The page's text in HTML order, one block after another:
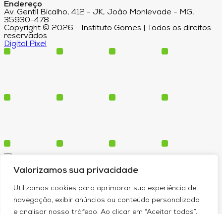
Valorizamos sua privacidade
Utilizamos cookies para aprimorar sua experiência de
navegação, exibir anúncios ou conteúdo personalizado
e analisar nosso tráfego. Ao clicar em “Aceitar todos”,
Endereço
Av. Gentil Bicalho, 412 - JK, João Monlevade - MG,
35930-478
Copyright © 2026 - Instituto Gomes | Todos os direitos
reservados
Digital Pixel
Cursos
Blog